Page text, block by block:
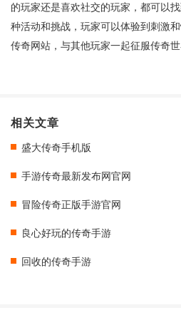
的玩家还是喜欢社交的玩家，都可以
种活动和挑战，玩家可以体验到刺激
传奇网站，与其他玩家一起征服传奇世
相关文章
盛大传奇手机版
手游传奇最新发布网官网
冒险传奇正版手游官网
良心好玩的传奇手游
回收的传奇手游